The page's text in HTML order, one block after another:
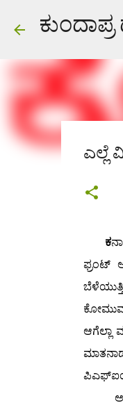
ಎಲ್ಲೆ
ಕ
ಫ್ರಂಟ್
ಆಗೆಲ್ಲಾ